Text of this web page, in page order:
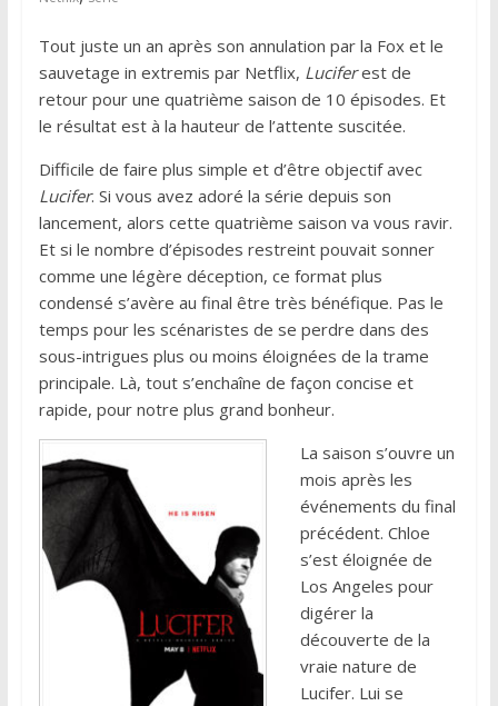
Tout juste un an après son annulation par la Fox et le
sauvetage in extremis par Netflix, Luciferest de
retour pour une quatrième saison de 10 épisodes. Et
le résultat est à la hauteur de l’attente suscitée.
Difficile de faire plus simple et d’être objectif avec
Lucifer. Si vous avez adoré la série depuis son
lancement, alors cette quatrième saison va vous ravir.
Et si le nombre d’épisodes restreint pouvait sonner
comme une légère déception, ce format plus
condensé s’avère au final être très bénéfique. Pas le
temps pour les scénaristes de se perdre dans des
sous-intrigues plus ou moins éloignées de la trame
principale. Là, tout s’enchaîne de façon concise et
rapide, pour notre plus grand bonheur.
La saison s’ouvre un
mois après les
événements du final
précédent. Chloe
s’est éloignée de
Los Angeles pour
digérer la
découverte de la
vraie nature de
Lucifer. Lui se